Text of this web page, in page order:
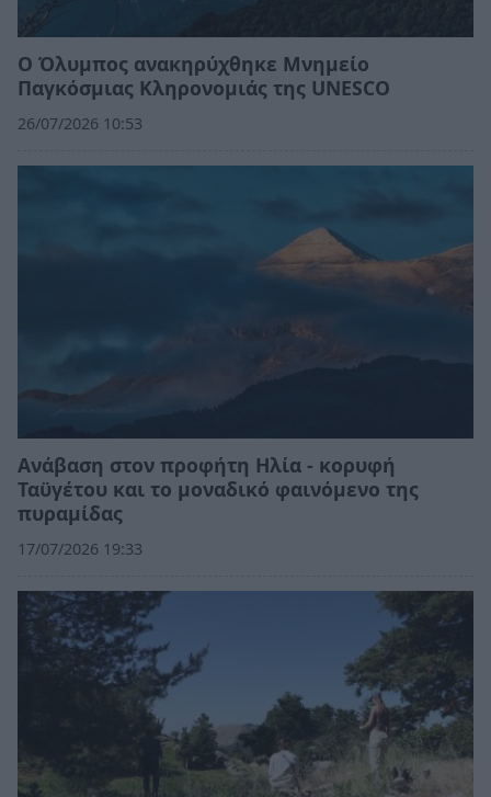
Ο Όλυμπος ανακηρύχθηκε Μνημείο
Παγκόσμιας Κληρονομιάς της UNESCO
26/07/2026 10:53
Ανάβαση στον προφήτη Ηλία - κορυφή
Ταϋγέτου και το μοναδικό φαινόμενο της
πυραμίδας
17/07/2026 19:33